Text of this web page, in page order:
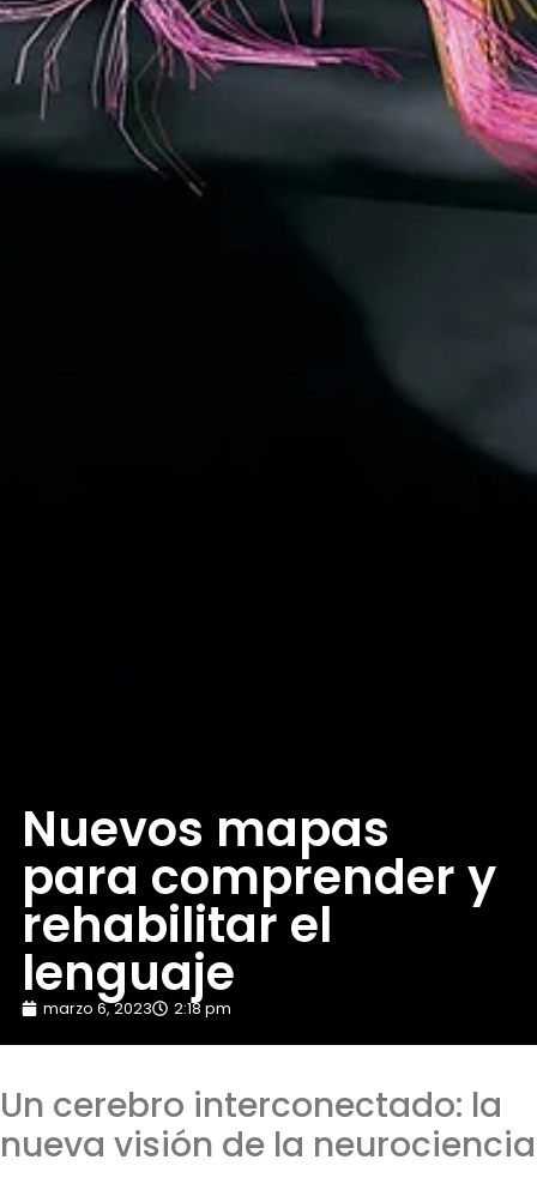
Nuevos mapas
para comprender y
rehabilitar el
lenguaje
marzo 6, 2023 2:18 pm
Un cerebro interconectado: la
nueva visión de la neurociencia